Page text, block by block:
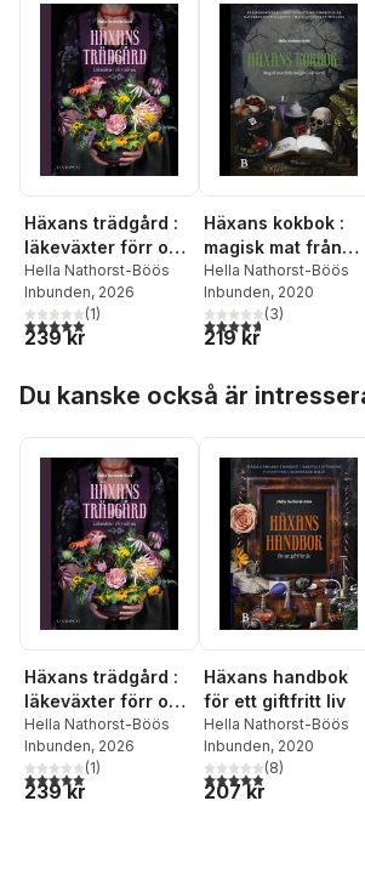
Häxans trädgård :
läkeväxter förr och
nu
Hella Nathorst-Böös
Inbunden, 2026
5,0utav 5 stjärnor. Totalt antal röster:
(1)
239 kr
Häxans kokbok :
magisk mat från
trädgård och natur
Hella Nathorst-Böös
Inbunden, 2020
4,7utav 5 stjärnor.
(3)
219 kr
Du kanske också är
Häxans trädgård :
läkeväxter förr och
nu
Hella Nathorst-Böös
Inbunden, 2026
5,0utav 5 stjärnor. Totalt antal röster:
(1)
239 kr
Häxans handbok
för ett giftfritt liv
Hella Nathorst-Böös
Inbunden, 2020
4,9utav 5 stjärnor.
(8)
207 kr